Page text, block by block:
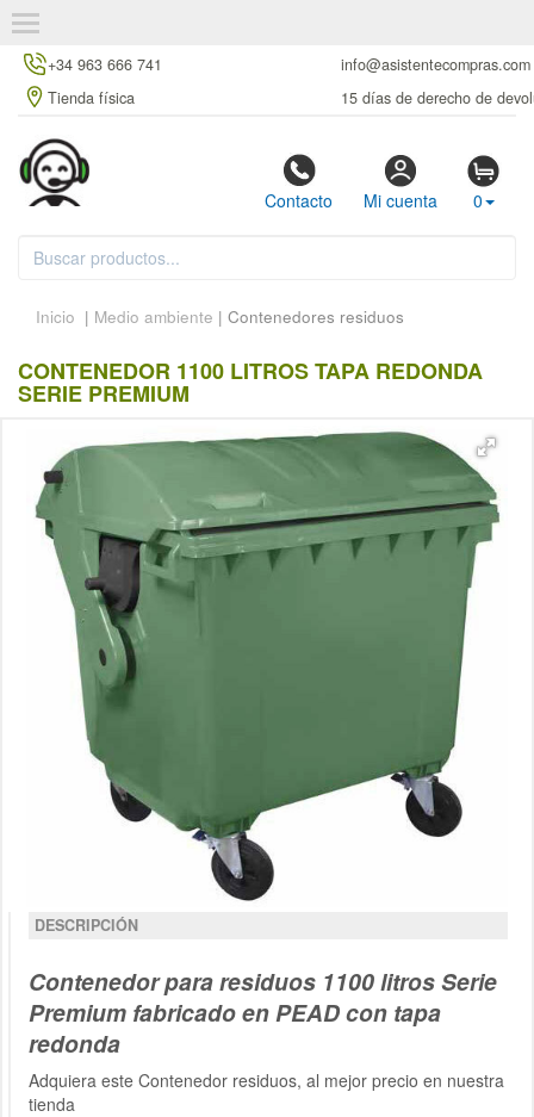
+34 963 666 741
info@asistentecompras.com
Tienda física
15 días de derecho de
Contacto Mi cuenta 0
Inicio | Medio ambiente | Contenedores residuos
CONTENEDOR 1100 LITROS TAPA REDONDA
SERIE PREMIUM
DESCRIPCIÓN
Contenedor para residuos 1100 litros Serie
Premium fabricado en PEAD con tapa
redonda
Adquiera este Contenedor residuos, al mejor precio en nuestra
tienda